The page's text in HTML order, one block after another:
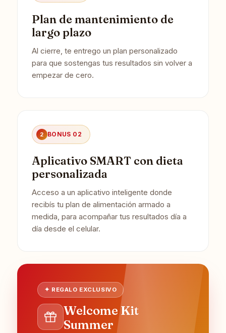
Plan de mantenimiento de
largo plazo
Al cierre, te entrego un plan personalizado
para que sostengas tus resultados sin volver a
empezar de cero.
2 BONUS 02
Aplicativo SMART con dieta
personalizada
Acceso a un aplicativo inteligente donde
recibís tu plan de alimentación armado a
medida, para acompañar tus resultados día a
día desde el celular.
✦ REGALO EXCLUSIVO
Welcome Kit
Summer